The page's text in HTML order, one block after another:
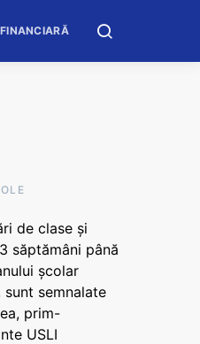
de clase și
săptămâni până
școlar
semnalate
prim-
USLI